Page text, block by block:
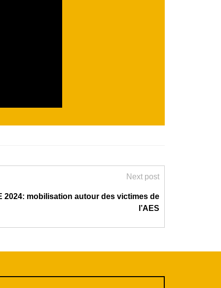
Next post
2024: mobilisation autour des victimes de
l’AES